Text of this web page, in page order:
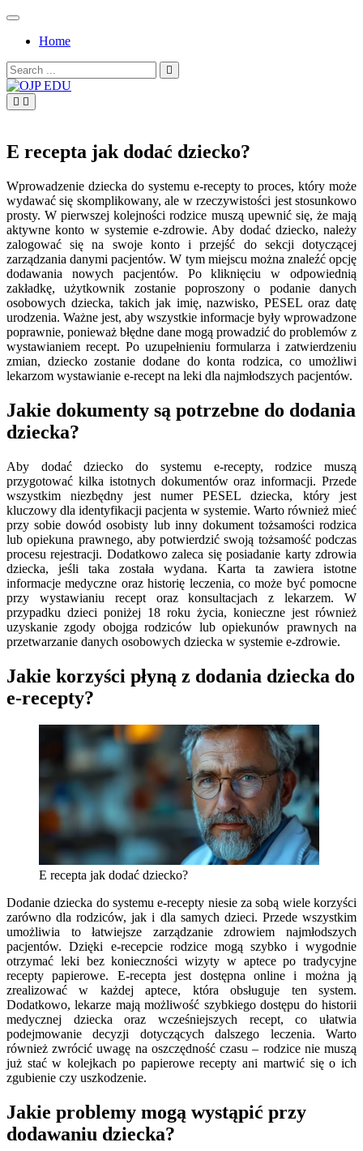
Skip
contentHome
Search
for:
E recepta jak dodać dziecko?
Wprowadzenie dziecka do systemu e-recepty to proces, który może
wydawać się skomplikowany, ale w rzeczywistości jest stosunkowo
prosty. W pierwszej kolejności rodzice muszą upewnić się, że mają
aktywne konto w systemie e-zdrowie. Aby dodać dziecko, należy
zalogować się na swoje konto i przejść do sekcji dotyczącej
zarządzania danymi pacjentów. W tym miejscu można znaleźć opcję
dodawania nowych pacjentów. Po kliknięciu w odpowiednią
zakładkę, użytkownik zostanie poproszony o podanie danych
osobowych dziecka, takich jak imię, nazwisko, PESEL oraz datę
urodzenia. Ważne jest, aby wszystkie informacje były wprowadzone
poprawnie, ponieważ błędne dane mogą prowadzić do problemów z
wystawianiem recept. Po uzupełnieniu formularza i zatwierdzeniu
zmian, dziecko zostanie dodane do konta rodzica, co umożliwi
lekarzom wystawianie e-recept na leki dla najmłodszych pacjentów.
Jakie dokumenty są potrzebne do dodania
dziecka?
Aby dodać dziecko do systemu e-recepty, rodzice muszą
przygotować kilka istotnych dokumentów oraz informacji. Przede
wszystkim niezbędny jest numer PESEL dziecka, który jest
kluczowy dla identyfikacji pacjenta w systemie. Warto również mieć
przy sobie dowód osobisty lub inny dokument tożsamości rodzica
lub opiekuna prawnego, aby potwierdzić swoją tożsamość podczas
procesu rejestracji. Dodatkowo zaleca się posiadanie karty zdrowia
dziecka, jeśli taka została wydana. Karta ta zawiera istotne
informacje medyczne oraz historię leczenia, co może być pomocne
przy wystawianiu recept oraz konsultacjach z lekarzem. W
przypadku dzieci poniżej 18 roku życia, konieczne jest również
uzyskanie zgody obojga rodziców lub opiekunów prawnych na
przetwarzanie danych osobowych dziecka w systemie e-zdrowie.
Jakie korzyści płyną z dodania dziecka do
e-recepty?
E recepta jak dodać dziecko?
Dodanie dziecka do systemu e-recepty niesie za sobą wiele korzyści
zarówno dla rodziców, jak i dla samych dzieci. Przede wszystkim
umożliwia to łatwiejsze zarządzanie zdrowiem najmłodszych
pacjentów. Dzięki e-recepcie rodzice mogą szybko i wygodnie
otrzymać leki bez konieczności wizyty w aptece po tradycyjne
recepty papierowe. E-recepta jest dostępna online i można ją
zrealizować w każdej aptece, która obsługuje ten system.
Dodatkowo, lekarze mają możliwość szybkiego dostępu do historii
medycznej dziecka oraz wcześniejszych recept, co ułatwia
podejmowanie decyzji dotyczących dalszego leczenia. Warto
również zwrócić uwagę na oszczędność czasu – rodzice nie muszą
już stać w kolejkach po papierowe recepty ani martwić się o ich
zgubienie czy uszkodzenie.
Jakie problemy mogą wystąpić przy
dodawaniu dziecka?